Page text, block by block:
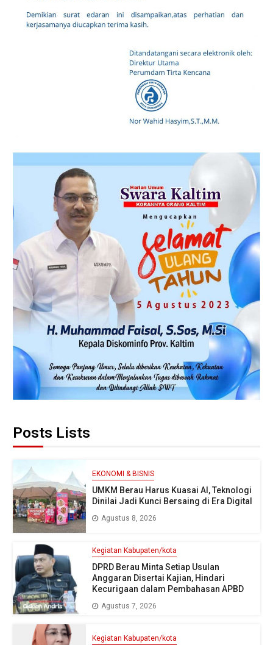
Posts Lists
EKONOMI & BISNIS
UMKM Berau Harus Kuasai AI, Teknologi
Dinilai Jadi Kunci Bersaing di Era Digital
Agustus 8, 2026
Kegiatan Kabupaten/kota
DPRD Berau Minta Setiap Usulan
Anggaran Disertai Kajian, Hindari
Kecurigaan dalam Pembahasan APBD
Agustus 7, 2026
Kegiatan Kabupaten/kota